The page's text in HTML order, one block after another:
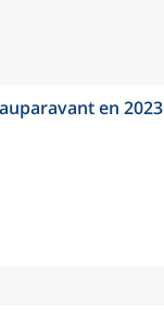
en 2023